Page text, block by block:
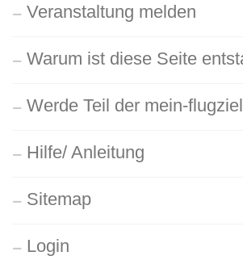
Veranstaltung melden
Warum ist diese Seite
Werde Teil der mein-
Hilfe/ Anleitung
Sitemap
Login